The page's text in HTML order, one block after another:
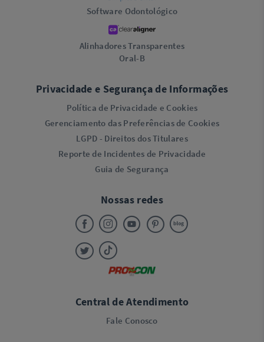
Software Odontológico
Alinhadores Transparentes
Oral-B
Privacidade e Segurança de Informações
Política de Privacidade e Cookies
Gerenciamento das Preferências de Cookies
LGPD - Direitos dos Titulares
Reporte de Incidentes de Privacidade
Guia de Segurança
Nossas redes
Central de Atendimento
Fale Conosco